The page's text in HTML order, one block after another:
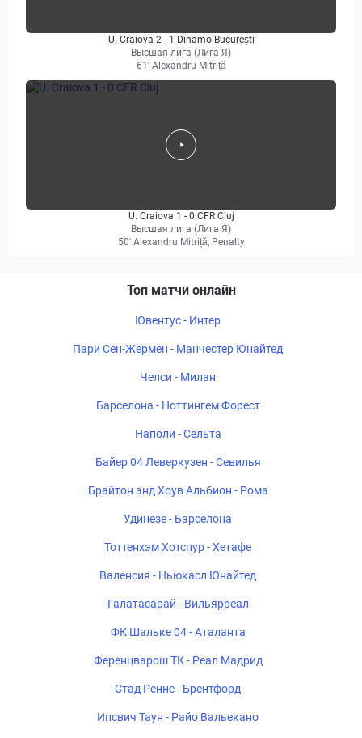
U. Craiova 2 - 1 Dinamo București
Высшая лига (Лига Я)
61' Alexandru Mitriță
U. Craiova 1 - 0 CFR Cluj
Высшая лига (Лига Я)
50' Alexandru Mitriță, Penalty
Топ матчи онлайн
Ювентус - Интер
Пари Сен-Жермен - Манчестер Юнайтед
Челси - Милан
Барселона - Ноттингем Форест
Наполи - Сельта
Байер 04 Леверкузен - Севилья
Брайтон энд Хоув Альбион - Рома
Удинезе - Барселона
Тоттенхэм Хотспур - Хетафе
Валенсия - Ньюкасл Юнайтед
Галатасарай - Вильярреал
ФК Шальке 04 - Аталанта
Ференцварош ТК - Реал Мадрид
Стад Ренне - Брентфорд
Ипсвич Таун - Райо Вальекано